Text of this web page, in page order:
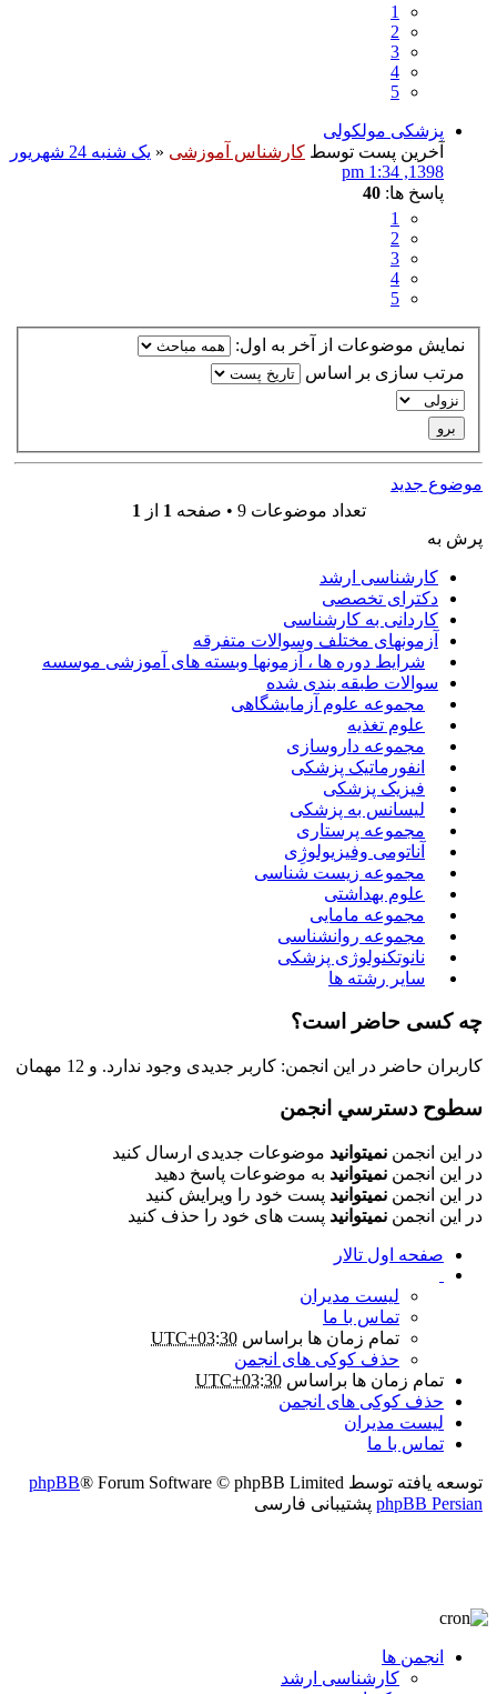
1
2
3
4
5
پزشکی مولکولی
آخرین پست توسط کارشناس آموزشی «
یک شنبه 24 شهریور
1398, 1:34 pm
پاسخ ها: 40
1
2
3
4
5
نمایش موضوعات از آخر به اول:
مرتب سازی بر اساس
موضوع جدید
تعداد موضوعات 9 • صفحه
1 از 1
پرش به
کارشناسی ارشد
دکترای تخصصی
کاردانی به کارشناسی
آزمونهای مختلف وسوالات متفرقه
شرایط دوره ها ، آزمونها وبسته های آموزشی موسسه
سوالات طبقه بندی شده
مجموعه علوم آزمایشگاهی
علوم تغذیه
مجموعه داروسازی
انفورماتیک پزشکی
فیزیک پزشکی
لیسانس به پزشکی
مجموعه پرستاری
آناتومی وفیزیولوژِی
مجموعه زیست شناسی
علوم بهداشتی
مجموعه مامایی
مجموعه روانشناسی
نانوتکنولوژی پزشکی
سایر رشته ها
چه کسی حاضر است؟
کاربران حاضر در این انجمن: کاربر جدیدی وجود ندارد. و 12 مهمان
سطوح دسترسي انجمن
در این انجمن نمیتوانید موضوعات جدیدی ارسال کنید
در این انجمن نمیتوانید به موضوعات پاسخ دهید
در این انجمن نمیتوانید پست خود را ویرایش کنید
در این انجمن نمیتوانید پست های خود را حذف کنید
صفحه اول تالار
لیست مدیران
تماس با ما
تمام زمان ها براساس UTC+03:30
حذف کوکی های انجمن
تمام زمان ها براساس UTC+03:30
حذف کوکی های انجمن
لیست مدیران
تماس با ما
توسعه یافته توسط phpBB® Forum Software © phpBB Limited
phpBB Persian پشتیبانی فارسی
انجمن ها
کارشناسی ارشد